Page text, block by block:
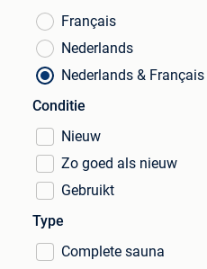
Français
Nederlands
Nederlands & Français
Conditie
Nieuw
Zo goed als nieuw
Gebruikt
Type
Complete sauna